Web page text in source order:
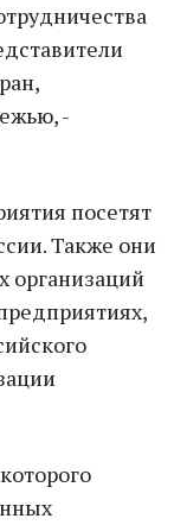
-
посетят
Также они
организаций